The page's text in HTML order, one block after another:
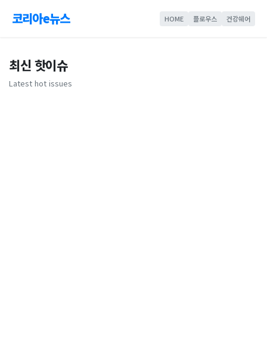
코리아e뉴스 HOME 플로우스 건강쉐어
최신 핫이슈
Latest hot issues